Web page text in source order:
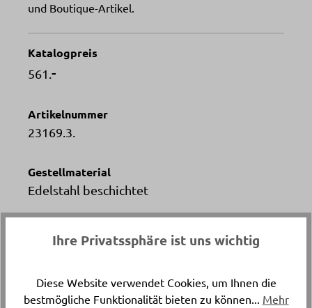
und Boutique-Artikel.
Katalogpreis
561. -
Artikelnummer
23169.3.
Gestellmaterial
Edelstahl beschichtet
Lieferung und Montage
Breite
Ihre Privatssphäre ist uns wichtig
Diese Website verwendet Cookies, um Ihnen die
bestmögliche Funktionalität bieten zu können... Mehr